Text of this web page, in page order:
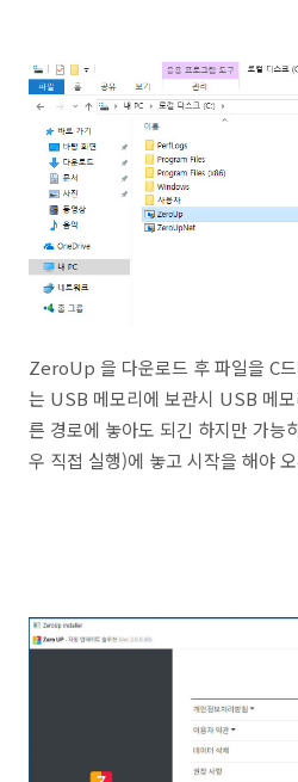
ZeroUp 을 다운로드 후 파일을 C
는 USB 메모리에 보관시 USB 메
른 경로에 놓아도 되긴 하지만 가능
우 직접 실행)에 놓고 시작을 해야